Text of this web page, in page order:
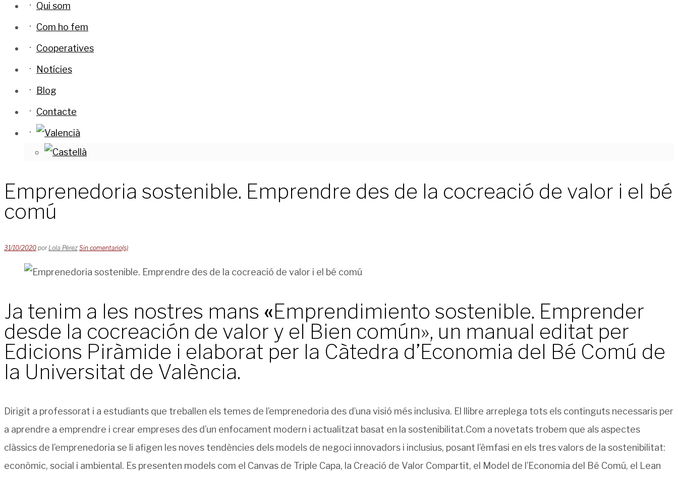
Qui som
Com ho fem
Cooperatives
Notícies
Blog
Contacte
Emprenedoria sostenible. Emprendre des de la cocreació de valor i el bé
comú
31/10/2020 por Lola Pérez Sin comentario(s)
Ja tenim a les nostres mans «Emprendimiento sostenible. Emprender
desde la cocreación de valor y el Bien común», un manual editat per
Edicions Piràmide i elaborat per la Càtedra d’Economia del Bé Comú de
la Universitat de València.
Dirigit a professorat i a estudiants que treballen els temes de l’emprenedoria des d’una visió més inclusiva. El llibre arreplega tots els continguts necessaris per
a aprendre a emprendre i crear empreses des d’un enfocament modern i actualitzat basat en la sostenibilitat.Com a novetats trobem que als aspectes
clàssics de l’emprenedoria se li afigen les noves tendències dels models de negoci innovadors i inclusius, posant l’èmfasi en els tres valors de la sostenibilitat:
econòmic, social i ambiental. Es presenten models com el Canvas de Triple Capa, la Creació de Valor Compartit, el Model de l’Economia del Bé Comú, el Lean